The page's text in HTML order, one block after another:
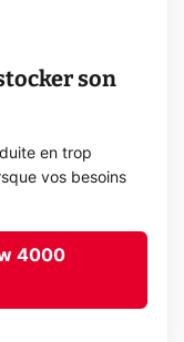
son
en trop
vos besoins
4000